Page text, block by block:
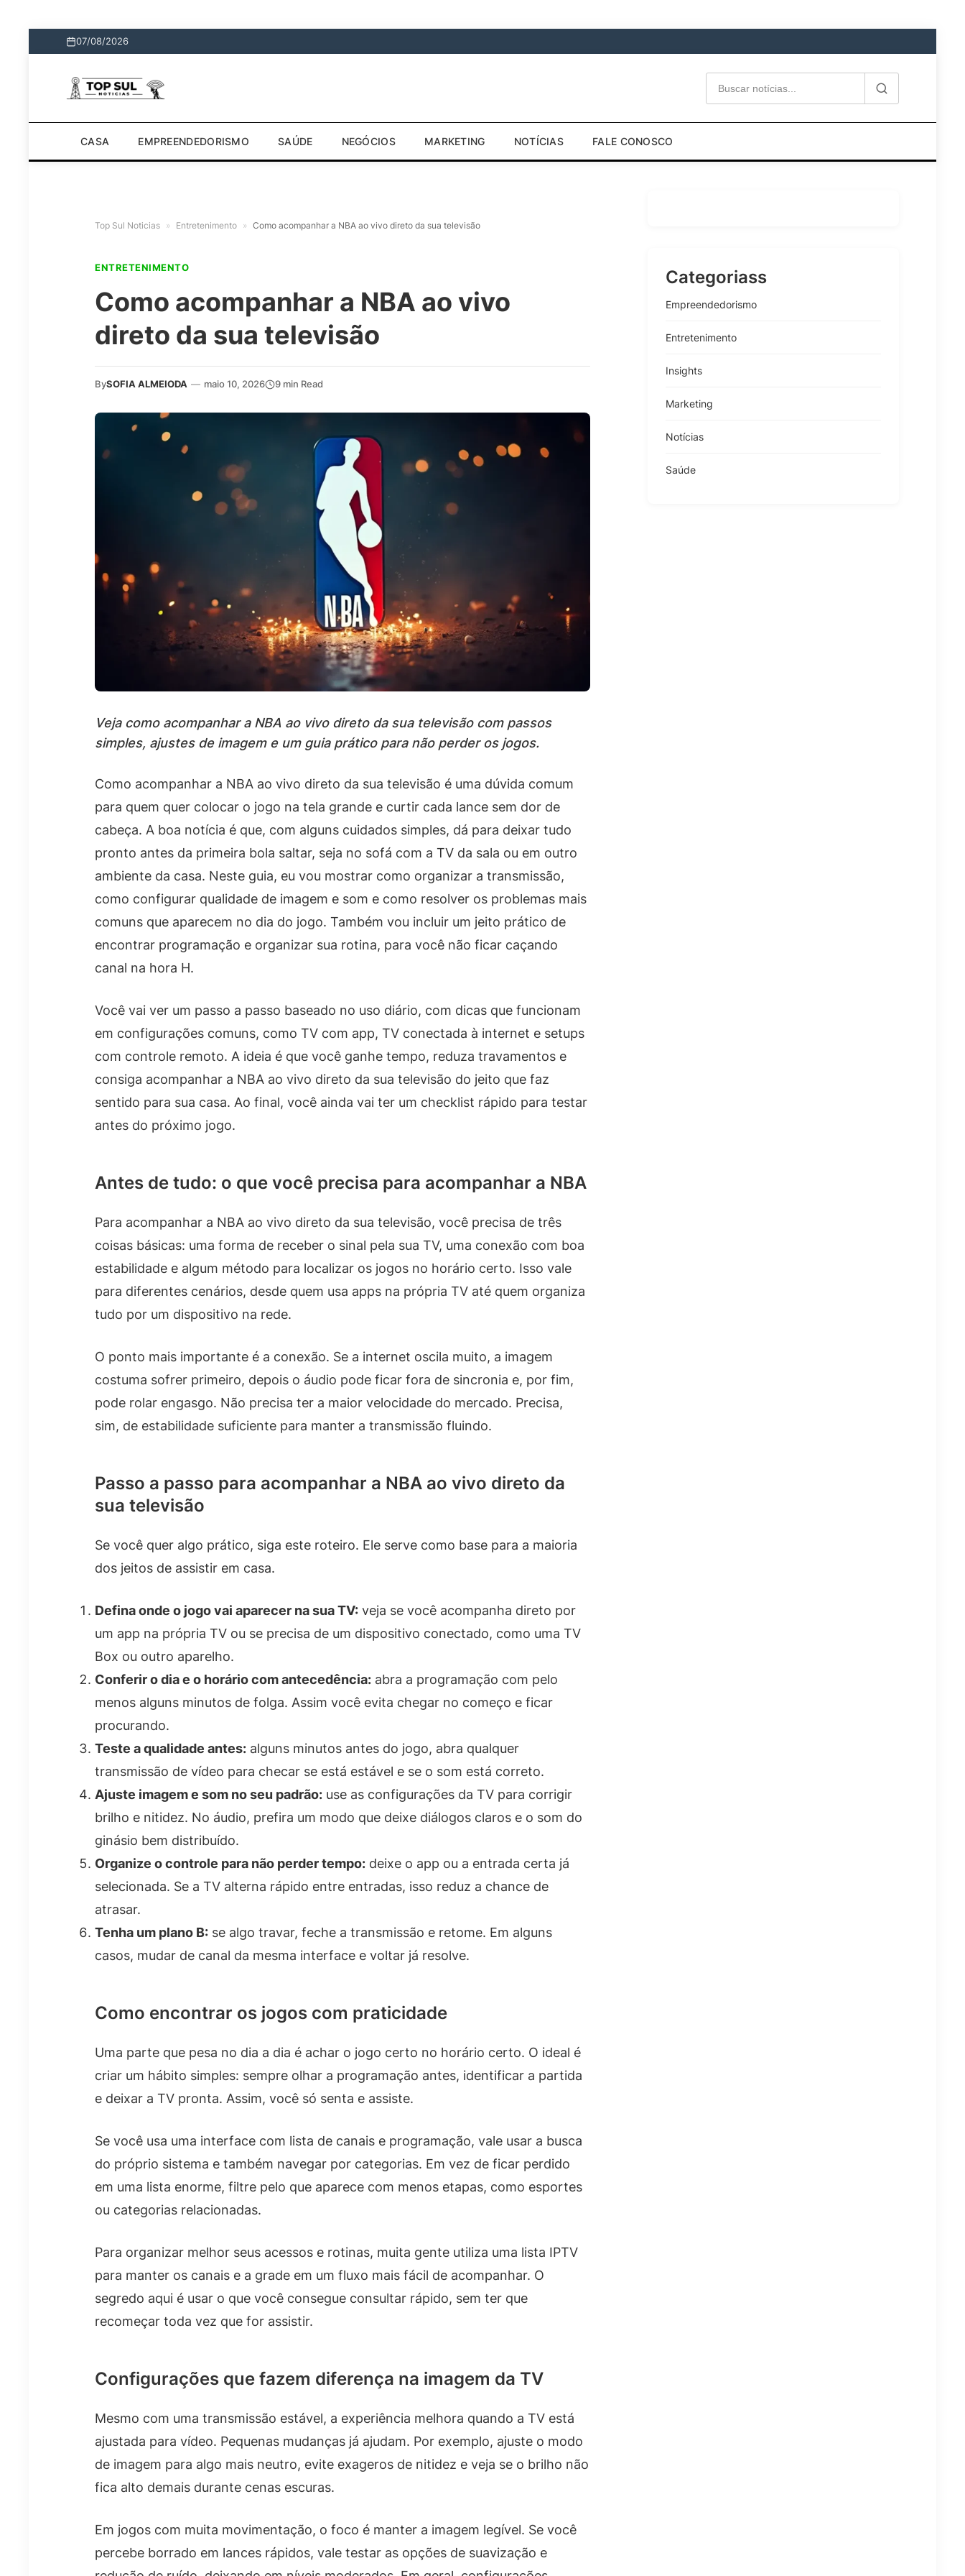
07/08/2026
CASA EMPREENDEDORISMO SAÚDE NEGÓCIOS MARKETING NOTÍCIAS FALE CONOSCO
Top Sul Noticias » Entretenimento » Como acompanhar a NBA ao vivo direto da sua televisão
ENTRETENIMENTO
Como acompanhar a NBA ao vivo
direto da sua televisão
BySOFIA ALMEIODA — maio 10, 2026 9 min Read
Veja como acompanhar a NBA ao vivo direto da sua televisão com passos
simples, ajustes de imagem e um guia prático para não perder os jogos.
Como acompanhar a NBA ao vivo direto da sua televisão é uma dúvida comum
para quem quer colocar o jogo na tela grande e curtir cada lance sem dor de
cabeça. A boa notícia é que, com alguns cuidados simples, dá para deixar tudo
pronto antes da primeira bola saltar, seja no sofá com a TV da sala ou em outro
ambiente da casa. Neste guia, eu vou mostrar como organizar a transmissão,
como configurar qualidade de imagem e som e como resolver os problemas mais
comuns que aparecem no dia do jogo. Também vou incluir um jeito prático de
encontrar programação e organizar sua rotina, para você não ficar caçando
canal na hora H.
Você vai ver um passo a passo baseado no uso diário, com dicas que funcionam
em configurações comuns, como TV com app, TV conectada à internet e setups
com controle remoto. A ideia é que você ganhe tempo, reduza travamentos e
consiga acompanhar a NBA ao vivo direto da sua televisão do jeito que faz
sentido para sua casa. Ao final, você ainda vai ter um checklist rápido para testar
antes do próximo jogo.
Antes de tudo: o que você precisa para acompanhar a NBA
Para acompanhar a NBA ao vivo direto da sua televisão, você precisa de três
coisas básicas: uma forma de receber o sinal pela sua TV, uma conexão com boa
estabilidade e algum método para localizar os jogos no horário certo. Isso vale
para diferentes cenários, desde quem usa apps na própria TV até quem organiza
tudo por um dispositivo na rede.
O ponto mais importante é a conexão. Se a internet oscila muito, a imagem
costuma sofrer primeiro, depois o áudio pode ficar fora de sincronia e, por fim,
pode rolar engasgo. Não precisa ter a maior velocidade do mercado. Precisa,
sim, de estabilidade suficiente para manter a transmissão fluindo.
Passo a passo para acompanhar a NBA ao vivo direto da
sua televisão
Se você quer algo prático, siga este roteiro. Ele serve como base para a maioria
dos jeitos de assistir em casa.
Defina onde o jogo vai aparecer na sua TV: veja se você acompanha direto por
um app na própria TV ou se precisa de um dispositivo conectado, como uma TV
Box ou outro aparelho.
Conferir o dia e o horário com antecedência: abra a programação com pelo
menos alguns minutos de folga. Assim você evita chegar no começo e ficar
procurando.
Teste a qualidade antes: alguns minutos antes do jogo, abra qualquer
transmissão de vídeo para checar se está estável e se o som está correto.
Ajuste imagem e som no seu padrão: use as configurações da TV para corrigir
brilho e nitidez. No áudio, prefira um modo que deixe diálogos claros e o som do
ginásio bem distribuído.
Organize o controle para não perder tempo: deixe o app ou a entrada certa já
selecionada. Se a TV alterna rápido entre entradas, isso reduz a chance de
atrasar.
Tenha um plano B: se algo travar, feche a transmissão e retome. Em alguns
casos, mudar de canal da mesma interface e voltar já resolve.
Como encontrar os jogos com praticidade
Uma parte que pesa no dia a dia é achar o jogo certo no horário certo. O ideal é
criar um hábito simples: sempre olhar a programação antes, identificar a partida
e deixar a TV pronta. Assim, você só senta e assiste.
Se você usa uma interface com lista de canais e programação, vale usar a busca
do próprio sistema e também navegar por categorias. Em vez de ficar perdido
em uma lista enorme, filtre pelo que aparece com menos etapas, como esportes
ou categorias relacionadas.
Para organizar melhor seus acessos e rotinas, muita gente utiliza uma lista IPTV
para manter os canais e a grade em um fluxo mais fácil de acompanhar. O
segredo aqui é usar o que você consegue consultar rápido, sem ter que
recomeçar toda vez que for assistir.
Configurações que fazem diferença na imagem da TV
Mesmo com uma transmissão estável, a experiência melhora quando a TV está
ajustada para vídeo. Pequenas mudanças já ajudam. Por exemplo, ajuste o modo
de imagem para algo mais neutro, evite exageros de nitidez e veja se o brilho não
fica alto demais durante cenas escuras.
Em jogos com muita movimentação, o foco é manter a imagem legível. Se você
percebe borrado em lances rápidos, vale testar as opções de suavização e
Categoriass
Empreendedorismo
Entretenimento
Insights
Marketing
Notícias
Saúde